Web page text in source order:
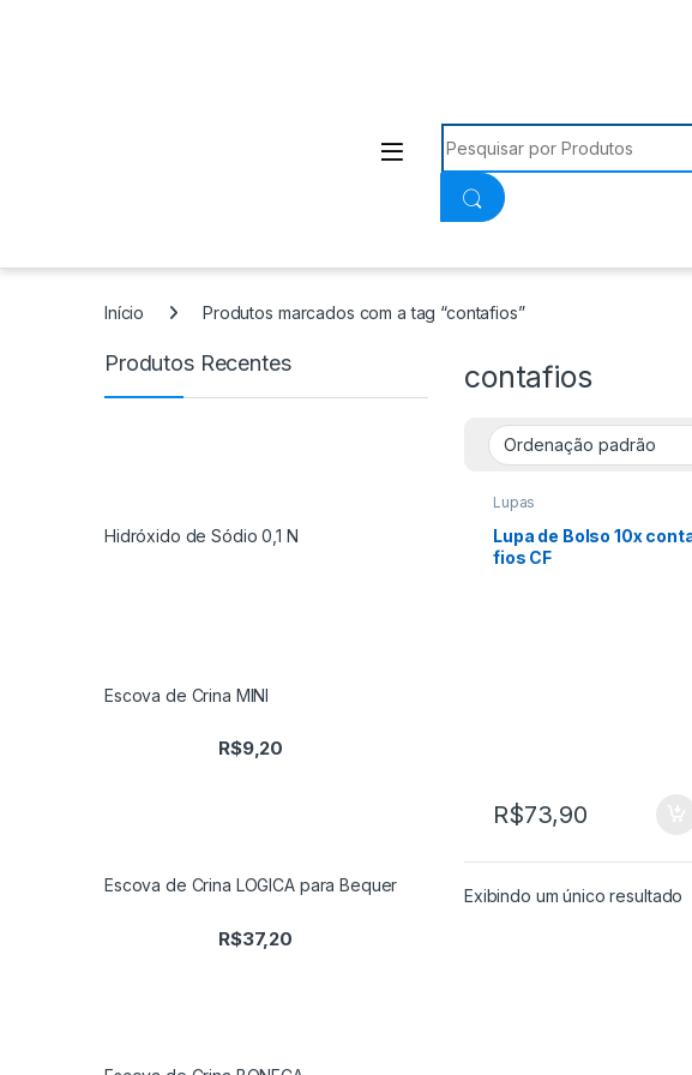
Procurar:
Início Produtos marcados com a tag “contafios”
contafios
Lupas
Lupa de Bolso 10x
fios CF
R$73,90
Exibindo um único resultado
Produtos Recentes
Hidróxido de Sódio 0,1 N
Escova de Crina MINI
R$9,20
Escova de Crina LOGICA para Bequer
R$37,20